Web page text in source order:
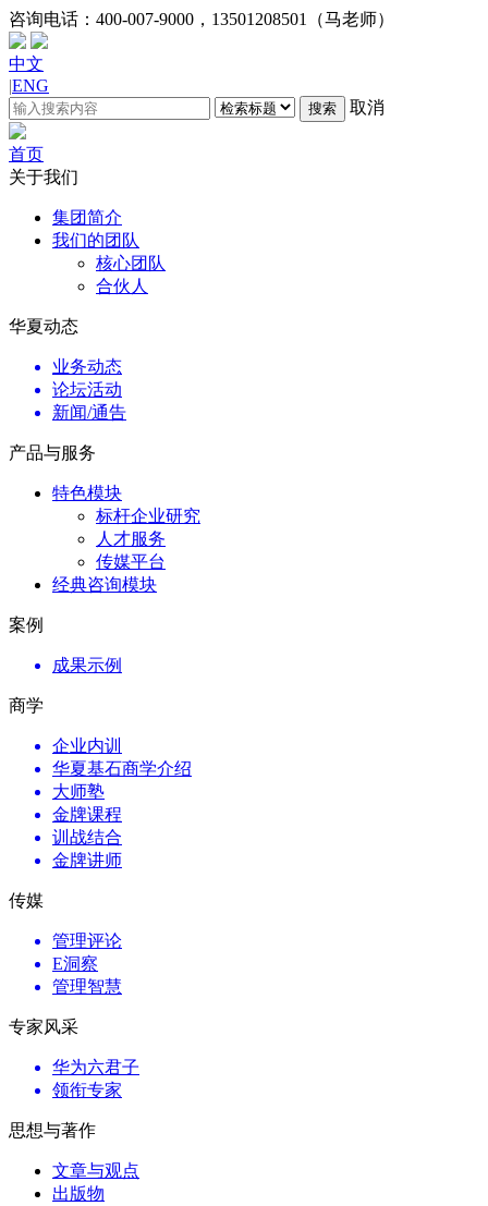
咨询电话： 400-007-9000，13501208501（马老师）
中文
|ENG
搜索 取消
首页
关于我们
集团简介
我们的团队
核心团队
合伙人
华夏动态
业务动态
论坛活动
新闻/通告
产品与服务
特色模块
标杆企业研究
人才服务
传媒平台
经典咨询模块
案例
成果示例
商学
企业内训
华夏基石商学介绍
大师塾
金牌课程
训战结合
金牌讲师
传媒
管理评论
E洞察
管理智慧
专家风采
华为六君子
领衔专家
思想与著作
文章与观点
出版物